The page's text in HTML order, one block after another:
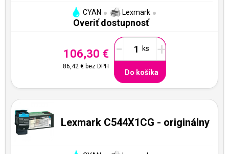
CYAN Lexmark
Overiť dostupnosť
106,30 €
86,42 € bez DPH
- +
Do košíka
Lexmark C544X1CG - originálny